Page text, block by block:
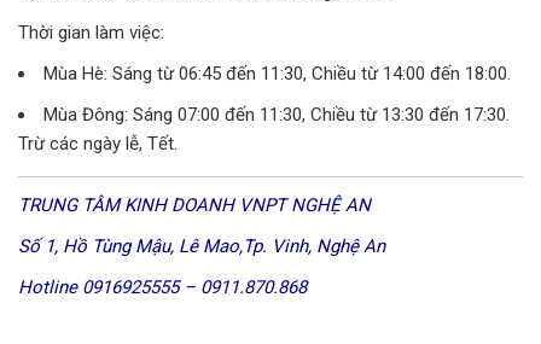
Thời gian làm việc:
Mùa Hè: Sáng từ 06:45 đến 11:30, Chiều từ 14:00 đến 18:00.
Mùa Đông: Sáng 07:00 đến 11:30, Chiều từ 13:30 đến 17:30.
Trừ các ngày lễ, Tết.
TRUNG TÂM KINH DOANH VNPT NGHỆ AN
Số 1, Hồ Tùng Mậu, Lê Mao,Tp. Vinh, Nghệ An
Hotline 0916925555 – 0911.870.868